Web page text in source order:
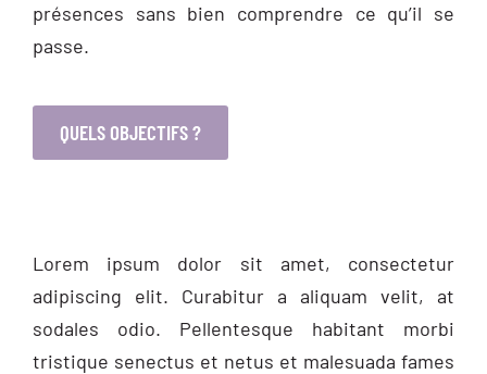
présences sans bien comprendre ce qu’il se
passe.
QUELS OBJECTIFS ?
Lorem ipsum dolor sit amet, consectetur
adipiscing elit. Curabitur a aliquam velit, at
sodales odio. Pellentesque habitant morbi
tristique senectus et netus et malesuada fames